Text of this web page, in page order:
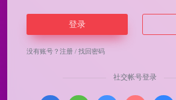
登录
没有账号？ 注册 / 找回密码
社交帐号登录